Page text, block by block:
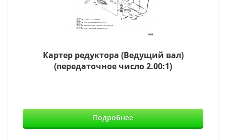
Картер редуктора (Ведущий вал)
(передаточное число 2.00:1)
Подробнее